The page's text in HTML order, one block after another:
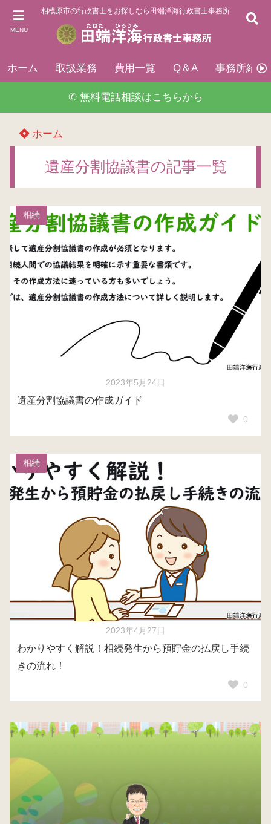
MENU
相模原市の行政書士をお探しなら田端洋海行政書士事務所
ホーム 取扱業務 費用一覧 Q＆A 事務所紹介
✆ 無料電話相談はこちらから
ホーム
遺産分割協議書の記事一覧
相続
2023年5月24日
遺産分割協議書の作成ガイド
0
相続
2023年4月27日
わかりやすく解説！相続発生から預貯金の払戻し手続
きの流れ！
0